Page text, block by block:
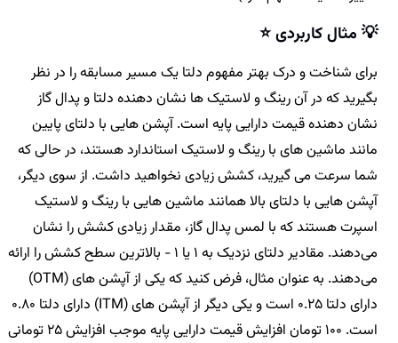
💡 مثال کاربردی ⭐️
برای شناخت و درک بهتر مفهوم دلتا یک مسیر مسابقه را در نظر
بگیرید که در آن رینگ و لاستیک ها نشان دهنده دلتا و پدال گاز
نشان دهنده قیمت دارایی پایه است. آپشن هایی با دلتای پایین
مانند ماشین های با رینگ و لاستیک استاندارد هستند، در حالی که
شما سرعت می گیرید، کشش زیادی نخواهید داشت. از سوی دیگر،
آپشن هایی با دلتای بالا همانند ماشین هایی با رینگ و لاستیک
اسپرت هستند که با لمس پدال گاز، مقدار زیادی کشش را نشان
می‌دهند. مقادیر دلتای نزدیک به 1 یا 1 - بالاترین سطح کشش را ارائه
می‌دهند. به عنوان مثال، فرض کنید که یکی از آپشن های (OTM)
دارای دلتا 0.25 است و یکی دیگر از آپشن های (ITM) دارای دلتا 0.80
است. 100 تومان افزایش قیمت دارایی پایه موجب افزایش 25 تومانی